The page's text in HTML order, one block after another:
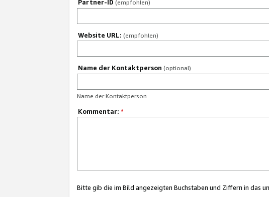
Partner-ID (empfohlen)
Website URL: (empfohlen)
Name der Kontaktperson (optional)
Name der Kontaktperson
Kommentar: *
Bitte gib die im Bild angezeigten Buchstaben und Ziffern in das